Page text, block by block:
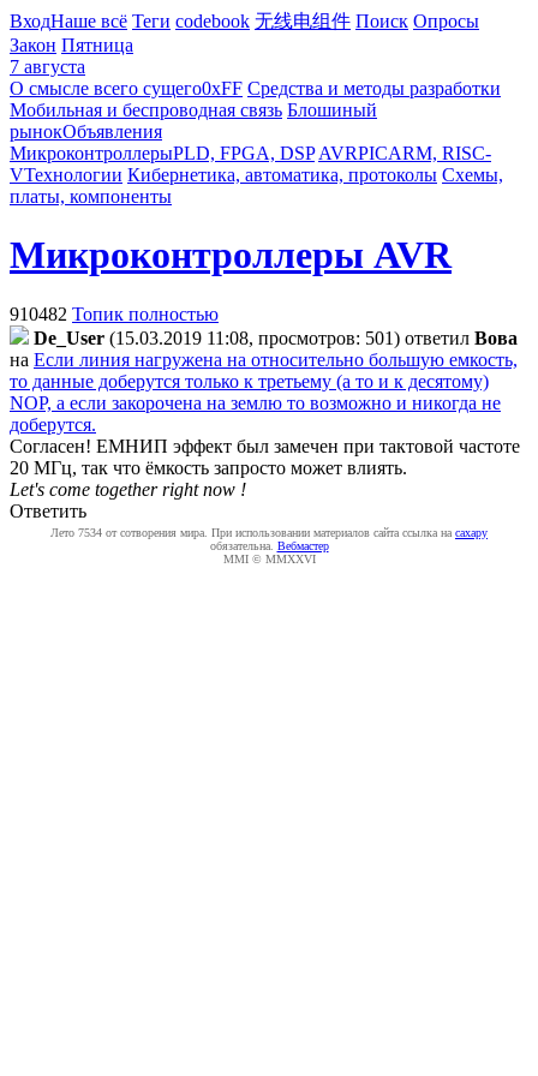
ВходНаше всё Теги codebook 无线电组件 Поиск Опросы
Закон Пятница
7 августа
О смысле всего сущего0xFF Средства и методы разработки
Мобильная и беспроводная связь Блошиный
рынокОбъявления
МикроконтроллерыPLD, FPGA, DSP AVRPICARM, RISC-
VТехнологии Кибернетика, автоматика, протоколы Схемы,
платы, компоненты
Микроконтроллеры AVR
910482 Топик полностью
De_User (15.03.2019 11:08, просмотров: 501) ответил Boвa
на Если линия нагружена на относительно большую емкость,
то данные доберутся только к третьему (а то и к десятому)
NOP, а если закорочена на землю то возможно и никогда не
доберутся.
Согласен! ЕМНИП эффект был замечен при тактовой частоте
20 МГц, так что ёмкость запросто может влиять.
Let's come together right now !
Ответить
Лето 7534 от сотворения мира. При использовании материалов сайта ссылка на caxapу
обязательна. Вебмастер
MMI © MMXXVI